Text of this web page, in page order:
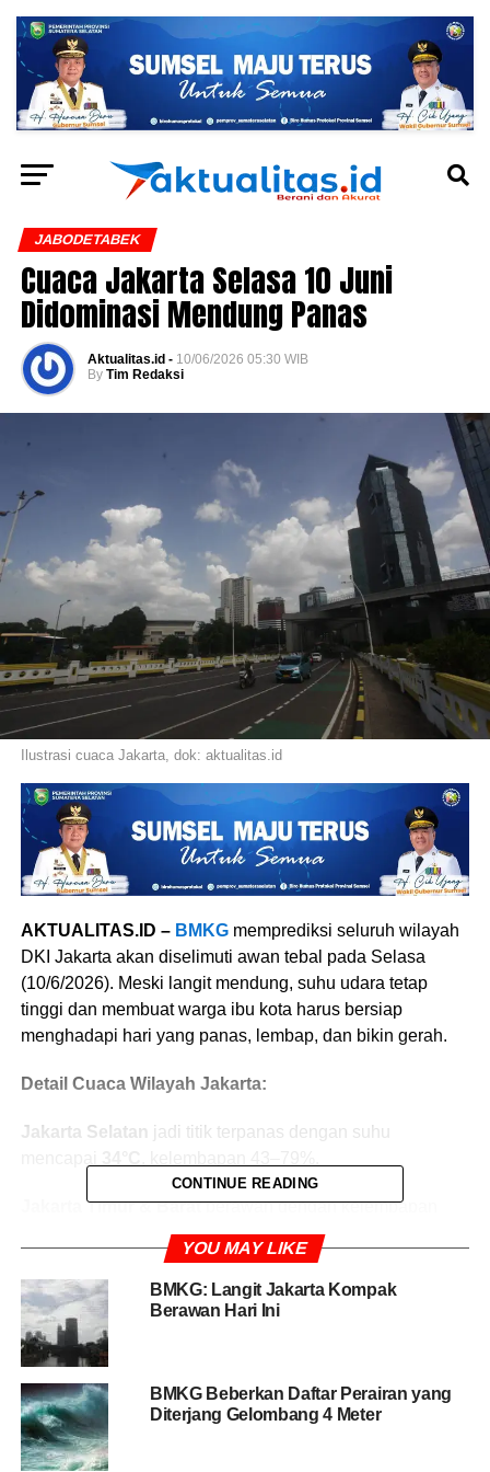
JABODETABEK
Cuaca Jakarta Selasa 10 Juni
Didominasi Mendung Panas
Aktualitas.id - 10/06/2026 05:30 WIB
By Tim Redaksi
Ilustrasi cuaca Jakarta, dok: aktualitas.id
AKTUALITAS.ID – BMKGmemprediksi seluruh wilayah
DKI Jakarta akan diselimuti awan tebal pada Selasa
(10/6/2026). Meski langit mendung, suhu udara tetap
tinggi dan membuat warga ibu kota harus bersiap
menghadapi hari yang panas, lembap, dan bikin gerah.
Detail Cuaca Wilayah Jakarta:
Jakarta Selatan jadi titik terpanas dengan suhu
Jakarta Timur & Baratberawan dengan kelembapan
, bikin udara terasa berat.
Jakarta Pusat berawan, suhu naik hingga 32°C
Jakarta Utara
kelembapan 71–76%.
BMKG menegaskan meski awan mendominasi, potensi
CONTINUE READING
YOU MAY LIKE
BMKG: Langit Jakarta Kompak
Berawan Hari Ini
BMKG Beberkan Daftar Perairan yang
Diterjang Gelombang 4 Meter